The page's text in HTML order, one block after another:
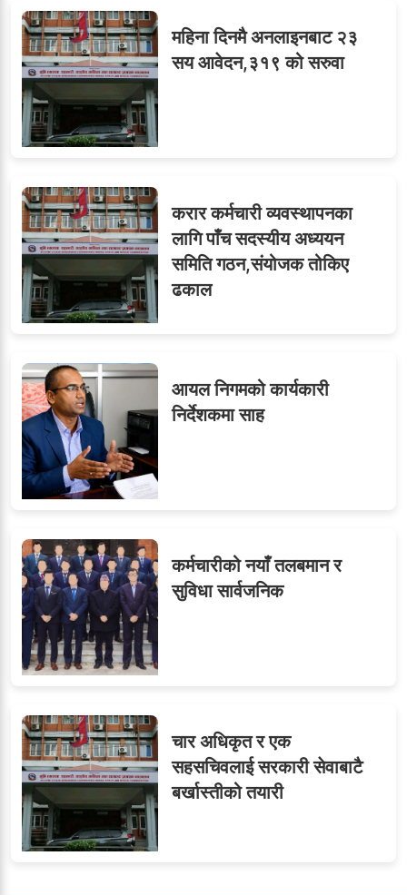
महिना दिनमै अनलाइनबाट २३
सय आवेदन,३१९ को सरुवा
करार कर्मचारी व्यवस्थापनका
लागि पाँच सदस्यीय अध्ययन
समिति गठन,संयोजक तोकिए
ढकाल
आयल निगमको कार्यकारी
निर्देशकमा साह
कर्मचारीको नयाँ तलबमान र
सुविधा सार्वजनिक
चार अधिकृत र एक
सहसचिवलाई सरकारी सेवाबाटै
बर्खास्तीको तयारी